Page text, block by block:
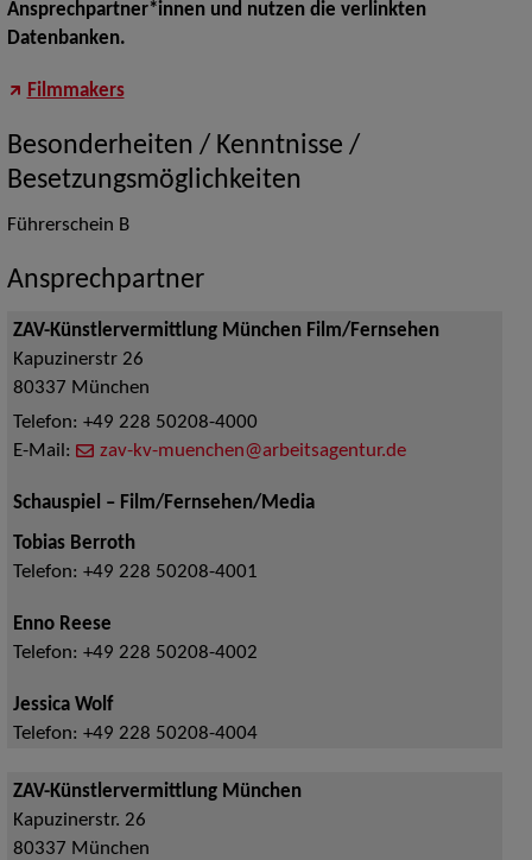
Ansprechpartner*innen und nutzen die verlinkten
Datenbanken.
Filmmakers
Besonderheiten / Kenntnisse /
Besetzungsmöglichkeiten
Führerschein B
Ansprechpartner
ZAV-Künstlervermittlung München Film/Fernsehen
Kapuzinerstr 26
80337 München
Telefon: +49 228 50208-4000
E-Mail:
zav-kv-muenchen@arbeitsagentur.de
Schauspiel – Film/Fernsehen/Media
Tobias Berroth
Telefon: +49 228 50208-4001
Enno Reese
Telefon: +49 228 50208-4002
Jessica Wolf
Telefon: +49 228 50208-4004
ZAV-Künstlervermittlung München
Kapuzinerstr. 26
80337 München